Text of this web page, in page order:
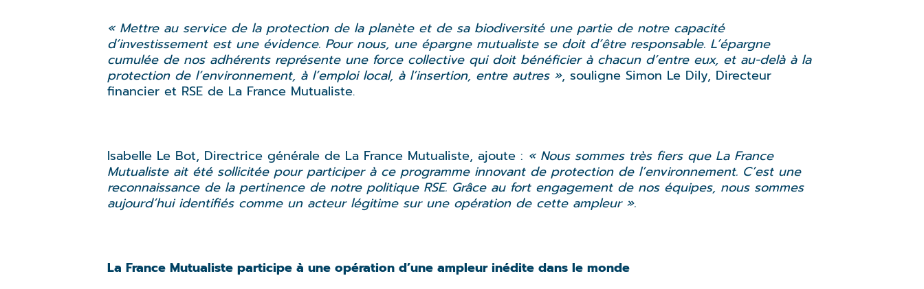
« Mettre au service de la protection de la planète et de sa biodiversité une partie de notre capacité
d’investissement est une évidence. Pour nous, une épargne mutualiste se doit d’être responsable. L’épargne
cumulée de nos adhérents représente une force collective qui doit bénéficier à chacun d’entre eux, et au-delà à la
protection de l’environnement, à l’emploi local, à l’insertion, entre autres », souligne Simon Le Dily, Directeur
financier et RSE de La France Mutualiste.
Isabelle Le Bot, Directrice générale de La France Mutualiste, ajoute : « Nous sommes très fiers que La France
Mutualiste ait été sollicitée pour participer à ce programme innovant de protection de l’environnement. C’est une
reconnaissance de la pertinence de notre politique RSE. Grâce au fort engagement de nos équipes, nous sommes
aujourd’hui identifiés comme un acteur légitime sur une opération de cette ampleur ».
La France Mutualiste participe à une opération d’une ampleur inédite dans le monde